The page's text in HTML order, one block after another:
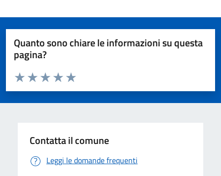
Quanto sono chiare le informazioni su questa
pagina?
Domanda
Valuta da 1 a 5 stelle la pagina
Valuta 5 stelle su 5
Valuta 4 stelle su 5
Valuta 3 stelle su 5
Valuta 2 stelle su 5
Valuta 1 stelle su 5
Contatta il comune
Leggi le domande frequenti